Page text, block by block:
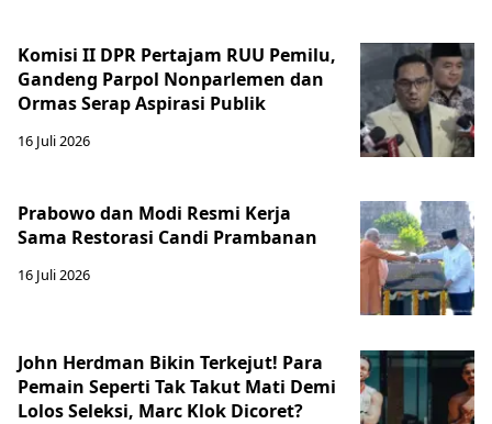
Komisi II DPR Pertajam RUU Pemilu,
Gandeng Parpol Nonparlemen dan
Ormas Serap Aspirasi Publik
16 Juli 2026
Prabowo dan Modi Resmi Kerja
Sama Restorasi Candi Prambanan
16 Juli 2026
John Herdman Bikin Terkejut! Para
Pemain Seperti Tak Takut Mati Demi
Lolos Seleksi, Marc Klok Dicoret?